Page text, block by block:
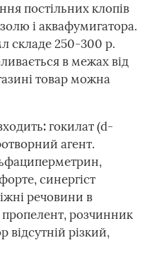
постільних клопів
і аквафумигатора.
складе 250-300 р.
в межах від
товар можна
:гокилат (d-
агент.
синергіст
речовини в
розчинник
відсутній різкий,